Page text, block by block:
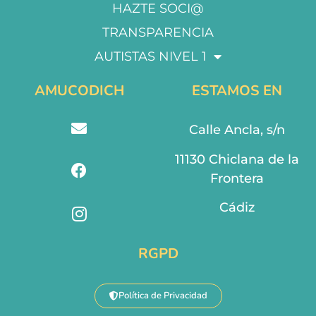
HAZTE SOCI@
TRANSPARENCIA
AUTISTAS NIVEL 1
AMUCODICH ESTAMOS EN
Calle Ancla, s/n
11130 Chiclana de la
Frontera
Cádiz
RGPD
Política de Privacidad